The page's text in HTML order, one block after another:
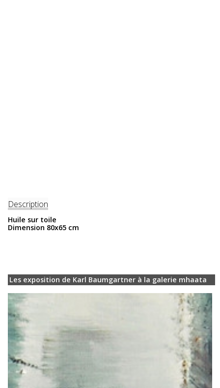
Description
Huile sur toile
Dimension 80x65 cm
Les exposition de Karl Baumgartner à la galerie mhaata